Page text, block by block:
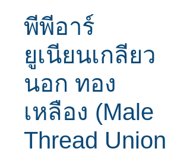
พีพีอาร์
ยูเนียนเกลียว
นอก ทอง
เหลือง (Male
Thread Union